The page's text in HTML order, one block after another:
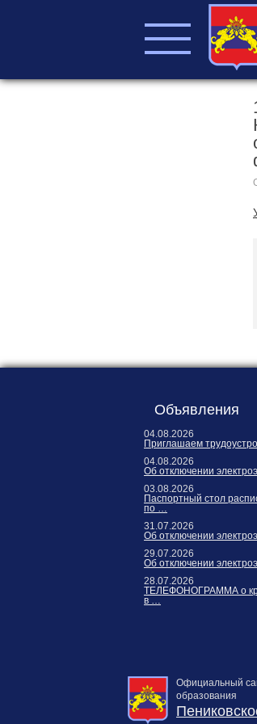
Карта сайта
188530, Россия, Ленинградская
область, Ломоносовский район,
дер. Пеники, ул. Новая, д. 13,
Объявления
04.08.2026
Приглашаем
04.08.2026
Об отключении
03.08.2026
Паспортный стол
по …
31.07.2026
Об отключении
29.07.2026
Об отключении
28.07.2026
ТЕЛЕФОНОГРАММА о
в …
Официальный
образования